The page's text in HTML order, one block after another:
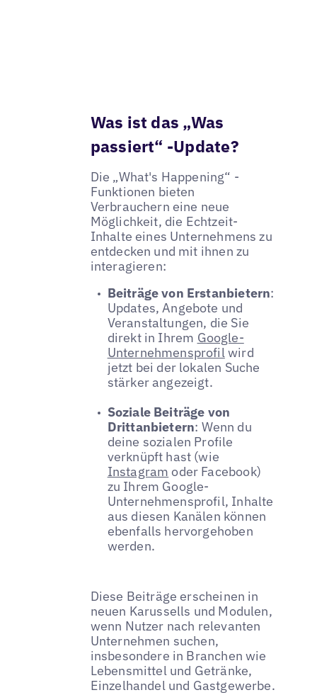
Was ist das „Was
passiert“ -Update?
Die „What's Happening“ -
Funktionen bieten
Verbrauchern eine neue
Möglichkeit, die Echtzeit-
Inhalte eines Unternehmens zu
entdecken und mit ihnen zu
interagieren:
Beiträge von Erstanbietern:
Updates, Angebote und
Veranstaltungen, die Sie
direkt in Ihrem Google-
Unternehmensprofilwird
jetzt bei der lokalen Suche
stärker angezeigt.
Soziale Beiträge von
Drittanbietern: Wenn du
deine sozialen Profile
verknüpft hast (wie
Instagram oder Facebook)
zu Ihrem Google-
Unternehmensprofil, Inhalte
aus diesen Kanälen können
ebenfalls hervorgehoben
werden.
Diese Beiträge erscheinen in
neuen Karussells und Modulen,
wenn Nutzer nach relevanten
Unternehmen suchen,
insbesondere in Branchen wie
Lebensmittel und Getränke,
Einzelhandel und Gastgewerbe.